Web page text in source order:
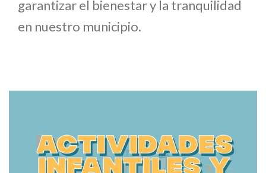
garantizar el bienestar y la tranquilidad
en nuestro municipio.